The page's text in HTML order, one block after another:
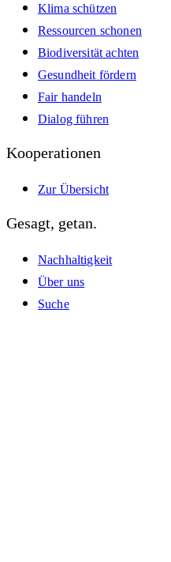
Klima schützen
Ressourcen schonen
Biodiversität achten
Gesundheit fördern
Fair handeln
Dialog führen
Kooperationen
Zur Übersicht
Gesagt, getan.
Nachhaltigkeit
Über uns
Suche